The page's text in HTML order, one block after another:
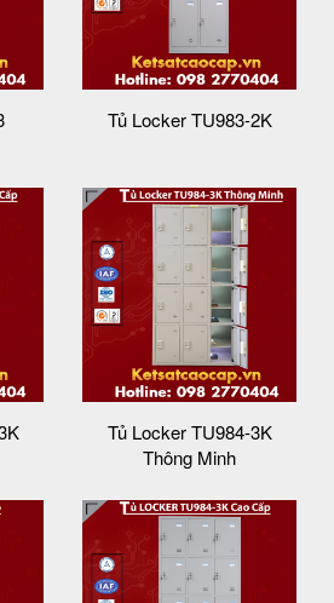
Tủ Locker TU983-2K
Tủ Locker TU984-3K
Thông Minh